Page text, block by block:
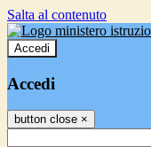
Salta al contenuto
Accedi
Accedi
button close ×